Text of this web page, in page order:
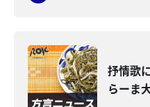
抒情歌
らーま